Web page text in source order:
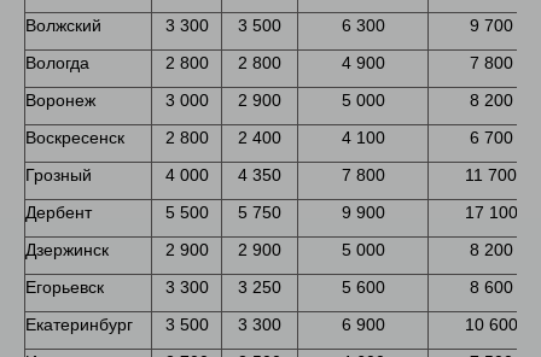
Волжский
3 300 3 500 6 300
9 700
Вологда
2 800 2 800 4 900
7 800
Воронеж
3 000 2 900 5 000
8 200
Воскресенск
2 800 2 400 4 100
6 700
Грозный
4 000 4 350 7 800
11 700
Дербент
5 500 5 750 9 900
17 100
Дзержинск
2 900 2 900 5 000
8 200
Егорьевск
3 300 3 250 5 600
8 600
Екатеринбург
3 500 3 300 6 900
10 600